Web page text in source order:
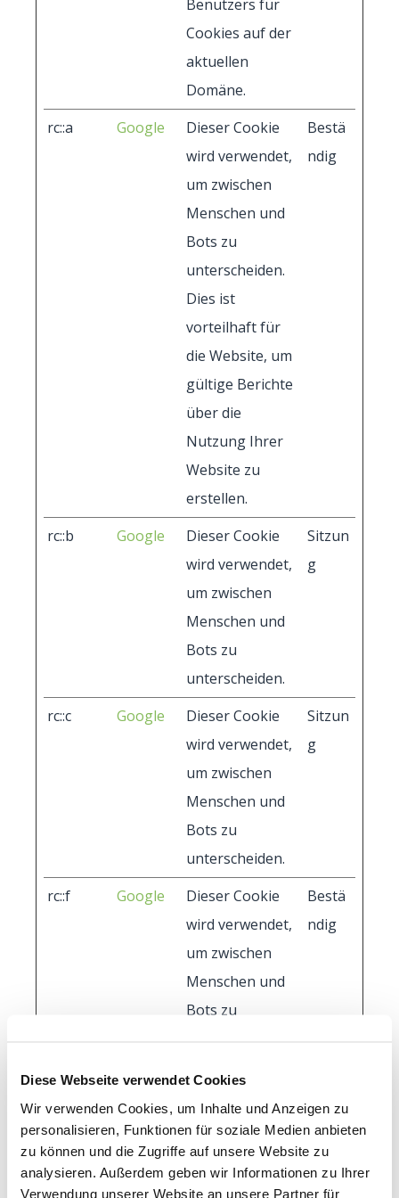
Diese Webseite verwendet Cookies
Wir verwenden Cookies, um Inhalte und Anzeigen zu
personalisieren, Funktionen für soziale Medien anbieten
zu können und die Zugriffe auf unsere Website zu
analysieren. Außerdem geben wir Informationen zu Ihrer
Verwendung unserer Website an unsere Partner für
Benutzers für
Cookies auf der
aktuellen
Domäne.
rc::a
Google
Dieser Cookie
wird verwendet,
um zwischen
Menschen und
Bots zu
unterscheiden.
Dies ist
vorteilhaft für
die Website, um
gültige Berichte
über die
Nutzung Ihrer
Website zu
erstellen.
Bestä
ndig
rc::b Google
Dieser Cookie
wird verwendet,
um zwischen
Menschen und
Bots zu
unterscheiden.
Sitzun
g
rc::c Google
Dieser Cookie
wird verwendet,
um zwischen
Menschen und
Bots zu
unterscheiden.
Sitzun
g
rc::f Google
Dieser Cookie
wird verwendet,
um zwischen
Menschen und
Bots zu
Bestä
ndig
Präferenzen (2)
Präferenz-Cookies ermöglichen einer
Webseite sich an Informationen zu erinnern,
die die Art beeinflussen, wie sich eine